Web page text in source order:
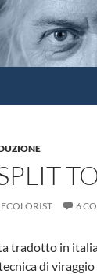
6
tradotto in
di